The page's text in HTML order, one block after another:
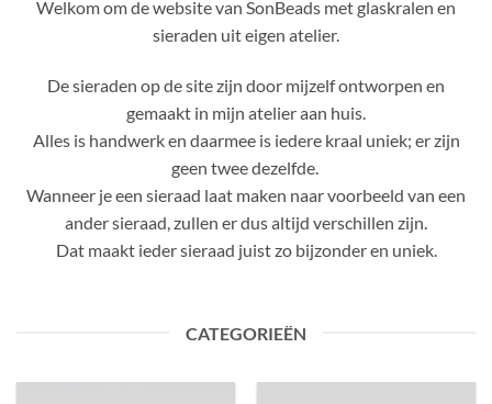
Welkom om de website van SonBeads met glaskralen en
sieraden uit eigen atelier.
De sieraden op de site zijn door mijzelf ontworpen en
gemaakt in mijn atelier aan huis.
Alles is handwerk en daarmee is iedere kraal uniek; er zijn
geen twee dezelfde.
Wanneer je een sieraad laat maken naar voorbeeld van een
ander sieraad, zullen er dus altijd verschillen zijn.
Dat maakt ieder sieraad juist zo bijzonder en uniek.
CATEGORIEËN